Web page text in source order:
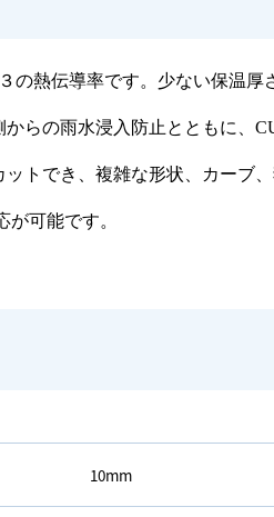
の熱伝導率です。少ない保温厚
らの雨水浸入防止とともに、
トでき、複雑な形状、カーブ
可能です。
10mm